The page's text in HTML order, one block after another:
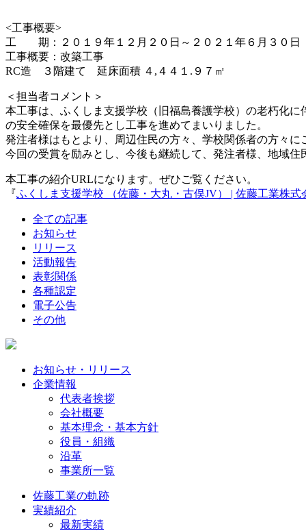
<工事概要>
工 期：２０１９年１２月２０日～２０２１年６月３０日
工事概要：改築工事
RC造 ３階建て 延床面積 ４,４４１.９７㎡
＜担当者コメント＞
本工事は、ふくしま支援学校（旧福島養護学校）の老朽化
の安全確保を最優先とし工事を進めてまいりました。
発注者様はもとより、周辺住民の方々、学校関係者の方々
今回の受賞を励みとし、今後も継続して、発注者様、地域
本工事の紹介URLになります。ぜひご覧ください。
『 ふくしま支援学校 （佐藤・大丸・古俣JV） | 佐藤工業株式
全ての記事
お知らせ
リリース
活動報告
表彰関係
各種認定
電子公告
その他
お知らせ・リリース
企業情報
代表者挨拶
会社概要
基本理念・基本方針
役員・組織
沿革
事業所一覧
佐藤工業の軌跡
実績紹介
最新実績